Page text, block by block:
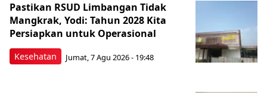
Kesehatan
Pastikan RSUD Limbangan Tidak
Mangkrak, Yodi: Tahun 2028 Kita
Persiapkan untuk Operasional
Jumat, 7 Agu 2026 - 19:48